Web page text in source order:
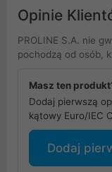
Opinie
PROLINE S.A. nie
pochodzą od osób,
Masz ten
Dodaj pierwszą
kątowy Euro/IEC
Dodaj